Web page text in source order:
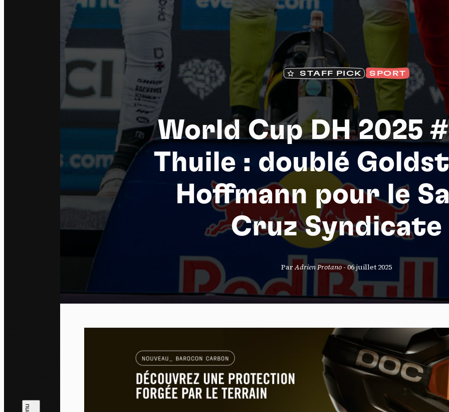
World Cup DH 2025
Thuile : doublé
Hoffmann pour le
Cruz Syndicate
ParAdrien Protano-06 juillet 2025
STAFF PICK SPORT
Panneau de gestion des cookies
Tout accepter